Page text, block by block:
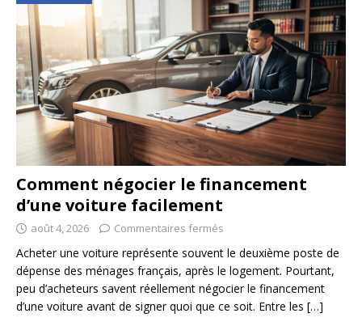
Comment négocier le financement
d’une voiture facilement
août 4, 2026 Commentaires fermés
Acheter une voiture représente souvent le deuxième poste de
dépense des ménages français, après le logement. Pourtant,
peu d’acheteurs savent réellement négocier le financement
d’une voiture avant de signer quoi que ce soit. Entre les […]